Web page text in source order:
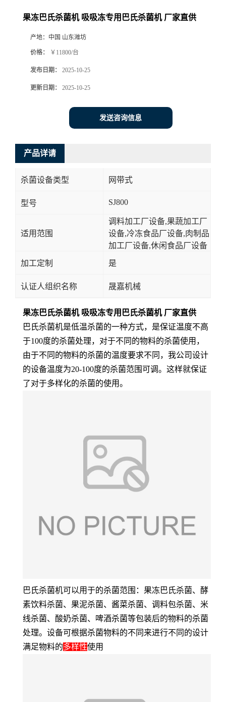
果冻巴氏杀菌机 吸吸冻专用巴氏杀菌机 厂家直供
产地： 中国 山东潍坊
价格： ￥11800/台
发布日期： 2025-10-25
更新日期： 2025-10-25
发送咨询信息
产品详请
杀菌设备类型 网带式
型号 SJ800
适用范围
调料加工厂设备,果蔬加工厂
设备,冷冻食品厂设备,肉制品
加工厂设备,休闲食品厂设备
加工定制 是
认证人组织名称 晟嘉机械
果冻巴氏杀菌机 吸吸冻专用巴氏杀菌机 厂家直供
巴氏杀菌机是低温杀菌的一种方式，是保证温度不高
于100度的杀菌处理，对于不同的物料的杀菌使用，
由于不同的物料的杀菌的温度要求不同，我公司设计
的设备温度为20-100度的杀菌范围可调。这样就保证
了对于多样化的杀菌的使用。
巴氏杀菌机可以用于的杀菌范围：果冻巴氏杀菌、酵
素饮料杀菌、果泥杀菌、酱菜杀菌、调料包杀菌、米
线杀菌、酸奶杀菌、啤酒杀菌等包装后的物料的杀菌
处理。设备可根据杀菌物料的不同来进行不同的设计
满足物料的多样性使用